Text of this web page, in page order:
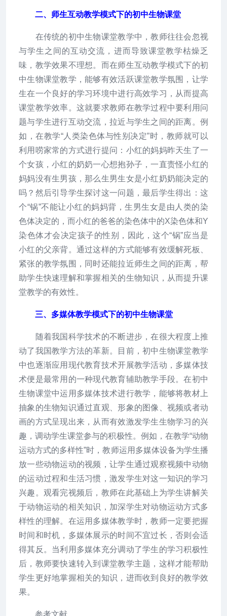
二、师生互动教学模式下的初中生物课堂
在传统的初中生物课堂教学中，教师往往会忽视
与学生之间的互动交流，进而导致课堂教学枯燥乏
味，教学效果不理想。而在师生互动教学模式下的初
中生物课堂教学，能够有效活跃课堂教学氛围，让学
生在一个良好的学习环境中进行高效学习，从而提高
课堂教学效率。这就要求教师在教学过程中要利用问
题与学生进行互动交流，拉近与学生之间的距离。例
如，在教学“人类染色体与性别决定”时，教师就可以
利用唠家常的方式进行提问：小红的妈妈昨天生了一
个女孩，小红的奶奶一心想抱孙子，一直责怪小红的
妈妈没有生男孩，那么生男生女是小红奶奶能决定的
吗？然后引导学生探讨这一问题，最后学生得出：这
个“锅”不能让小红的妈妈背，生男生女是由人类的染
色体决定的，而小红的爸爸的染色体中的X染色体和Y
染色体才会决定孩子的性别，因此，这个“锅”应当是
小红的父亲背。通过这样的方式能够有效缓解死板、
紧张的教学氛围，同时还能拉近师生之间的距离，帮
助学生快速理解和掌握相关的生物知识，从而提升课
堂教学的有效性。
三、多媒体教学模式下的初中生物课堂
随着我国科学技术的不断进步，在很大程度上推
动了我国教学方法的革新。目前，初中生物课堂教学
中也逐渐应用现代教育技术开展教学活动，多媒体技
术便是最常用的一种现代教育辅助教学手段。在初中
生物课堂中运用多媒体技术进行教学，能够将教材上
抽象的生物知识通过直观、形象的图像、视频或者动
画的方式呈现出来，从而有效激发学生生物学习的兴
趣，调动学生课堂参与的积极性。例如，在教学“动物
运动方式的多样性”时，教师运用多媒体设备为学生播
放一些动物运动的视频，让学生通过观察视频中动物
的运动过程和生活习惯，激发学生对这一知识的学习
兴趣。观看完视频后，教师在此基础上为学生讲解关
于动物运动的相关知识，加深学生对动物运动方式多
样性的理解。在运用多媒体教学时，教师一定要把握
时间和时机，多媒体展示的时间不宜过长，否则会适
得其反。当利用多媒体充分调动了学生的学习积极性
后，教师要快速转入到课堂教学主题，这样才能帮助
学生更好地掌握相关的知识，进而收到良好的教学效
果。
参考文献